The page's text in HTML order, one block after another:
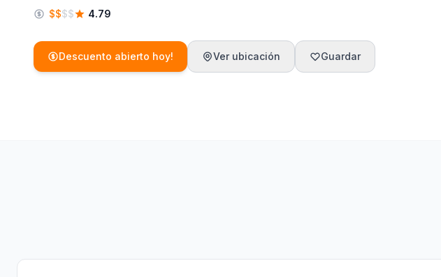
$$$$ 4.79
Descuento abierto hoy! Ver ubicación Guardar